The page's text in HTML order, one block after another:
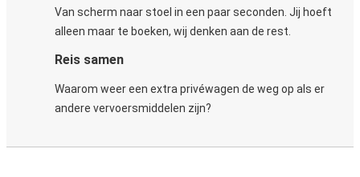
Van scherm naar stoel in een paar seconden. Jij hoeft
alleen maar te boeken, wij denken aan de rest.
Reis samen
Waarom weer een extra privéwagen de weg op als er
andere vervoersmiddelen zijn?